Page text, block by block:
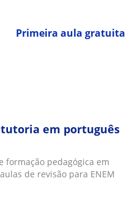
Primeira aula gratuita
em português
formação pedagógica em
de revisão para ENEM